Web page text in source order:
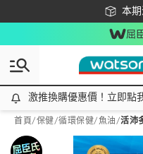
本
下載
屈
激推換購優惠價！立即點我看
激推換購優惠價！立即點
首頁/保健/循環保健/ 魚油/活沛